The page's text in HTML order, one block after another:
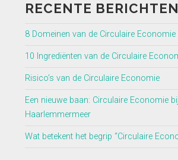
RECENTE BERICHTEN
8 Domeinen van de Circulaire Economie
10 Ingrediënten van de Circulaire
Risico’s van de Circulaire Economie
Een nieuwe baan: Circulaire Economie
Haarlemmermeer
Wat betekent het begrip “Circulaire